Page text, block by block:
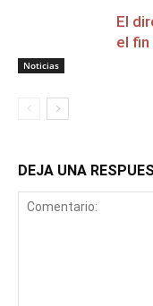
Noticias
El
el
DEJA UNA